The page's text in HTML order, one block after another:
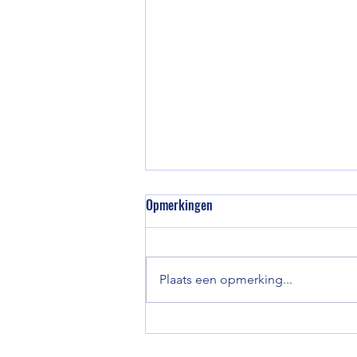
Getuigen van de waarheid: de
Opmerkingen
Plaats een opmerking...